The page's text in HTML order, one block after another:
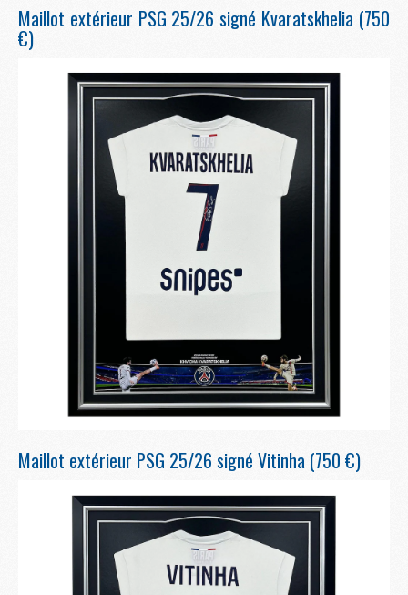
Maillot extérieur PSG 25/26 signé Kvaratskhelia (750
€)
Maillot extérieur PSG 25/26 signé Vitinha (750 €)